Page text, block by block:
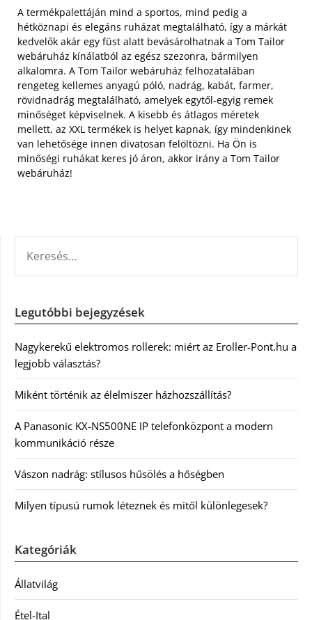
A termékpalettáján mind a sportos, mind pedig a
hétköznapi és elegáns ruházat megtalálható, így a márkát
kedvelők akár egy füst alatt bevásárolhatnak a Tom Tailor
webáruház kínálatból az egész szezonra, bármilyen
alkalomra. A Tom Tailor webáruház felhozatalában
rengeteg kellemes anyagú póló, nadrág, kabát, farmer,
rövidnadrág megtalálható, amelyek egytől-egyig remek
minőséget képviselnek. A kisebb és átlagos méretek
mellett, az XXL termékek is helyet kapnak, így mindenkinek
van lehetősége innen divatosan felöltözni. Ha Ön is
minőségi ruhákat keres jó áron, akkor irány a Tom Tailor
webáruház!
Legutóbbi bejegyzések
Nagykerekű elektromos rollerek: miért az Eroller-Pont.hu a
legjobb választás?
Miként történik az élelmiszer házhozszállítás?
A Panasonic KX-NS500NE IP telefonközpont a modern
kommunikáció része
Vászon nadrág: stílusos hűsölés a hőségben
Milyen típusú rumok léteznek és mitől különlegesek?
Kategóriák
Állatvilág
Étel-Ital